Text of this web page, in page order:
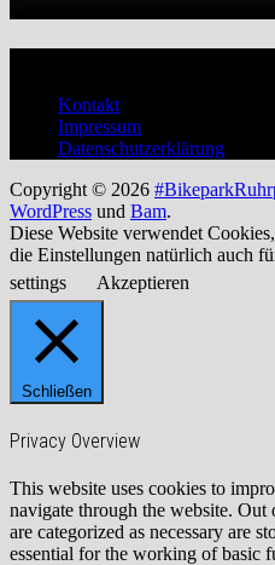
Kontakt
Impressum
Datenschutzerklärung
Copyright © 2026
WordPress und Bam.
Diese Website verwendet
die Einstellungen natürlich auch
settings
Akzeptieren
Schließen
Privacy Overview
This website uses cookies to
navigate through the website. Out
are categorized as necessary are
essential for the working of basic